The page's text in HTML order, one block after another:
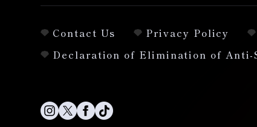
Contact Us Privacy Policy
Declaration of Elimination of Anti-